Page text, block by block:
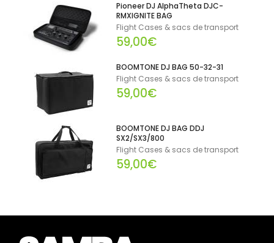
Pioneer DJ AlphaTheta DJC-
RMXIGNITE BAG
Flight Cases & sacs de transport
59,00€
BOOMTONE DJ BAG 50-32-31
Flight Cases & sacs de transport
59,00€
BOOMTONE DJ BAG DDJ
SX2/SX3/800
Flight Cases & sacs de transport
59,00€